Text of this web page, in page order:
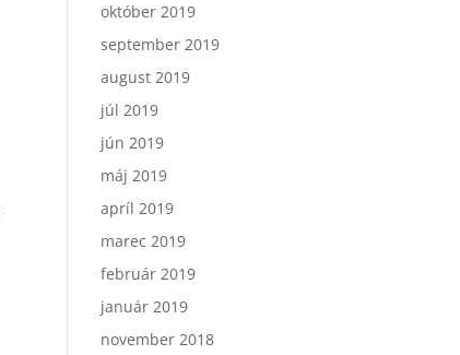
október 2019
september 2019
august 2019
júl 2019
jún 2019
máj 2019
apríl 2019
marec 2019
február 2019
január 2019
november 2018